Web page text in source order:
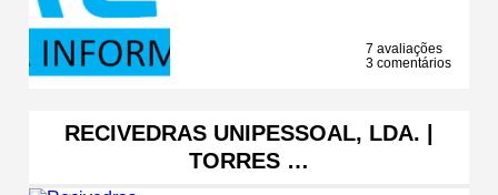
7 avaliações
3 comentários
RECIVEDRAS UNIPESSOAL, LDA. |
TORRES …